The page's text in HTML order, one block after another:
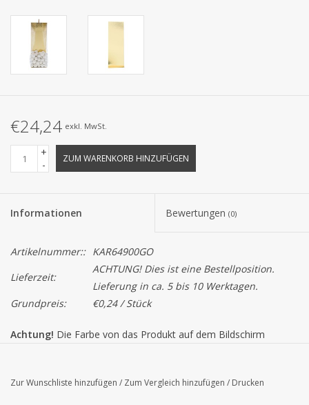
€24,24 exkl. MwSt.
+
-
ZUM WARENKORB HINZUFÜGEN
Informationen Bewertungen (0)
Artikelnummer:: KAR64900GO
Lieferzeit:
ACHTUNG! Dies ist eine Bestellposition.
Lieferung in ca. 5 bis 10 Werktagen.
Grundpreis:
€0,24 / Stück
Achtung! Die Farbe von das Produkt auf dem Bildschirm
Zur Wunschliste hinzufügen / Zum Vergleich hinzufügen / Drucken